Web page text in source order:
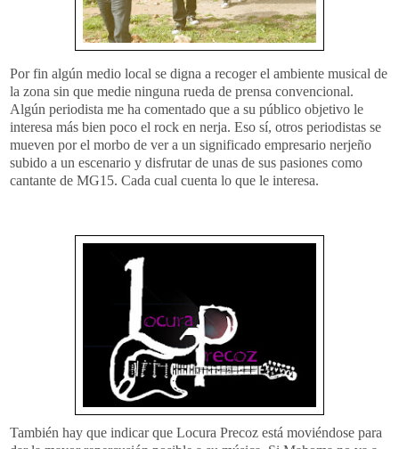
Por fin algún medio local se digna a recoger el ambiente musical de
la zona sin que medie ninguna rueda de prensa convencional.
Algún periodista me ha comentado que a su público objetivo le
interesa más bien poco el rock en nerja. Eso sí, otros periodistas se
mueven por el morbo de ver a un significado empresario nerjeño
subido a un escenario y disfrutar de unas de sus pasiones como
cantante de MG15. Cada cual cuenta lo que le interesa.
También hay que indicar que Locura Precoz está moviéndose para